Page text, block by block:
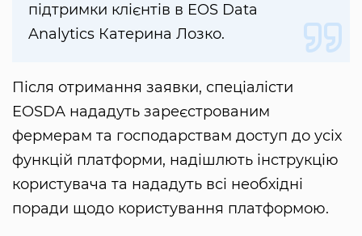
підтримки клієнтів в EOS Data
Analytics Катерина Лозко.
Після отримання заявки, спеціалісти
EOSDA нададуть зареєстрованим
фермерам та господарствам доступ до усіх
функцій платформи, надішлють інструкцію
користувача та нададуть всі необхідні
поради щодо користування платформою.